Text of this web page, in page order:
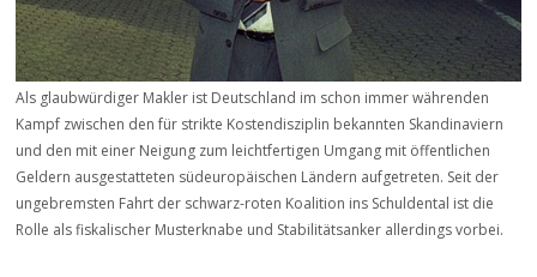
Als glaubwürdiger Makler ist Deutschland im schon immer währenden
Kampf zwischen den für strikte Kostendisziplin bekannten Skandinaviern
und den mit einer Neigung zum leichtfertigen Umgang mit öffentlichen
Geldern ausgestatteten südeuropäischen Ländern aufgetreten. Seit der
ungebremsten Fahrt der schwarz-roten Koalition ins Schuldental ist die
Rolle als fiskalischer Musterknabe und Stabilitätsanker allerdings vorbei.